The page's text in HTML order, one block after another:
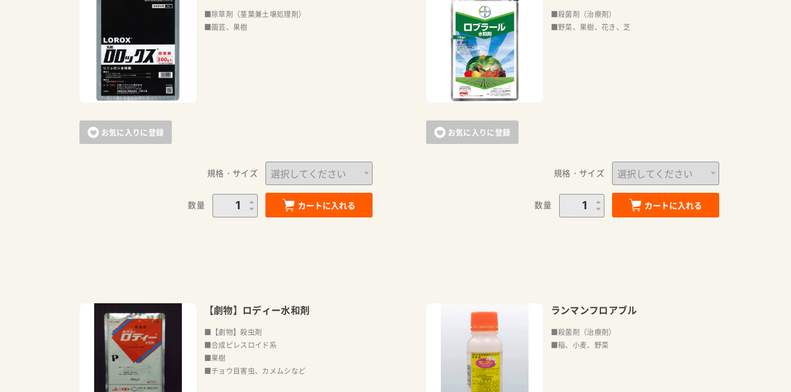
お気に入りに登録
■除草剤（茎葉兼土壌処理剤）
■園芸、果樹
規格・サイズ
数量 カートに入れる
お気に入りに登録
■殺菌剤（治療剤）
■野菜、果樹、花き、芝
規格・サイズ
数量 カートに入れる
【劇物】ロディー水和剤
■【劇物】殺虫剤
■合成ピレスロイド系
■果樹
■チョウ目害虫、カメムシなど
ランマンフロアブル
■殺菌剤（治療剤）
■稲、小麦、野菜